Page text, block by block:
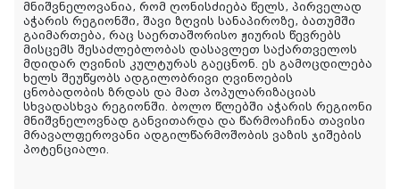
მნიშვნელოვანია, რომ ღონისძიება წელს, პირველად
აჭარის რეგიონში, შავი ზღვის სანაპიროზე, ბათუმში
გაიმართება, რაც საერთაშორისო ჟიურის წევრებს
მისცემს შესაძლებლობას დასავლეთ საქართველოს
მდიდარ ღვინის კულტურას გაეცნონ. ეს გამოცდილება
ხელს შეუწყობს ადგილობრივი ღვინოების
ცნობადობის ზრდას და მათ პოპულარიზაციას
სხვადასხვა რეგიონში. ბოლო წლებში აჭარის რეგიონი
მნიშვნელოვნად განვითარდა და წარმოაჩინა თავისი
მრავალფეროვანი ადგილწარმოშობის ვაზის ჯიშების
პოტენციალი.